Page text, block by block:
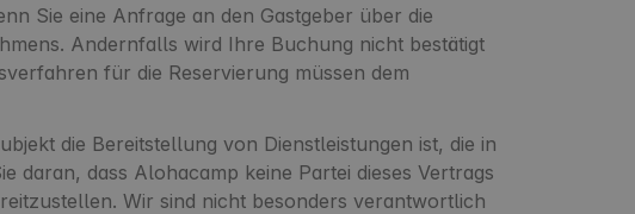
Sie eine Anfrage an den Gastgeber über die
Andernfalls wird Ihre Buchung nicht bestätigt
für die Reservierung müssen dem
die Bereitstellung von Dienstleistungen ist, die in
daran, dass Alohacamp keine Partei dieses Vertrags
Wir sind nicht besonders verantwortlich